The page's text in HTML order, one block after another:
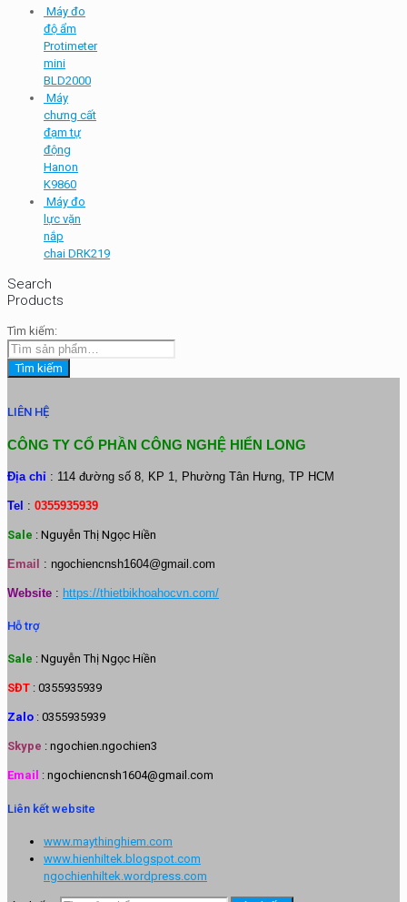
Máy đo
độ ẩm
Protimeter
mini
BLD2000
Máy
chưng cất
đạm tự
động
Hanon
K9860
Máy đo
lực vặn
nắp
chai DRK219
Search
Products
Tìm kiếm:
Tìm kiếm
LIÊN HỆ
CÔNG TY CỔ PHẦN CÔNG NGHỆ HIỂN LONG
Địa chỉ : 114 đường số 8, KP 1, Phường Tân Hưng, TP HCM
Tel : 0355935939
Sale : Nguyễn Thị Ngọc Hiền
Email : ngochiencnsh1604@gmail.com
Website : https://thietbikhoahocvn.com/
Hỗ trợ
Sale : Nguyễn Thị Ngọc Hiền
SĐT : 0355935939
Zalo : 0355935939
Skype : ngochien.ngochien3
Email : ngochiencnsh1604@gmail.com
Liên kết website
www.maythinghiem.com
www.hienhiltek.blogspot.com
ngochienhiltek.wordpress.com